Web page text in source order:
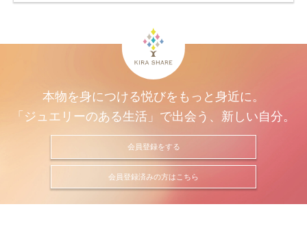
本物を身につける悦びをもっと身近に。
「ジュエリーのある生活」で出会う、新しい自分。
会員登録をする
会員登録済みの方はこちら